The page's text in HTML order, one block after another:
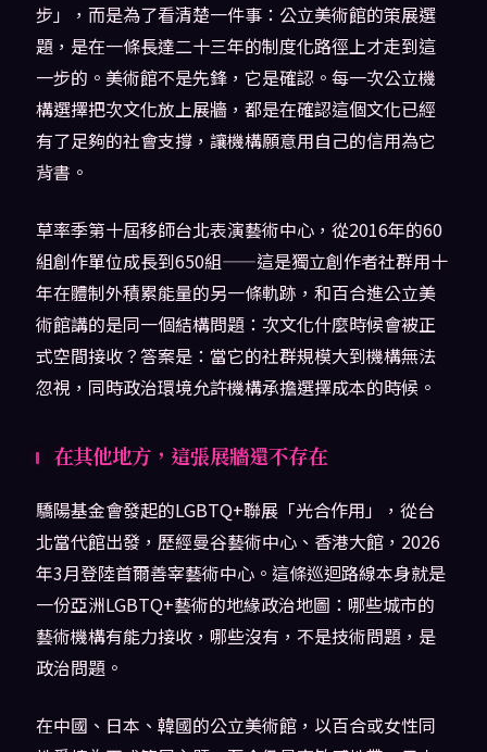
步」，而是為了看清楚一件事：公立美術館的策展選
題，是在一條長達二十三年的制度化路徑上才走到這
一步的。美術館不是先鋒，它是確認。每一次公立機
構選擇把次文化放上展牆，都是在確認這個文化已經
有了足夠的社會支撐，讓機構願意用自己的信用為它
背書。
草率季第十屆移師台北表演藝術中心，從2016年的60
組創作單位成長到650組——這是獨立創作者社群用十
年在體制外積累能量的另一條軌跡，和百合進公立美
術館講的是同一個結構問題：次文化什麼時候會被正
式空間接收？答案是：當它的社群規模大到機構無法
忽視，同時政治環境允許機構承擔選擇成本的時候。
在其他地方，這張展牆還不存在
驕陽基金會發起的LGBTQ+聯展「光合作用」，從台
北當代館出發，歷經曼谷藝術中心、香港大館，2026
年3月登陸首爾善宰藝術中心。這條巡迴路線本身就是
一份亞洲LGBTQ+藝術的地緣政治地圖：哪些城市的
藝術機構有能力接收，哪些沒有，不是技術問題，是
政治問題。
在中國、日本、韓國的公立美術館，以百合或女性同